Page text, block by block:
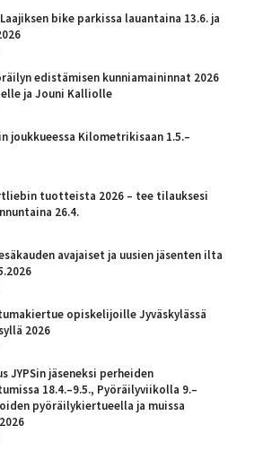
bike parkissa lauantaina 13.6. ja
edistämisen kunniamaininnat 2026
ja Jouni Kalliolle
joukkueessa Kilometrikisaan 1.5.–
tuotteista 2026 – tee tilauksesi
26.4.
avajaiset ja uusien jäsenten ilta
opiskelijoille Jyväskylässä
2026
JYPSin jäseneksi perheiden
18.4.–9.5., Pyöräilyviikolla 9.–
pyöräilykiertueella ja muissa